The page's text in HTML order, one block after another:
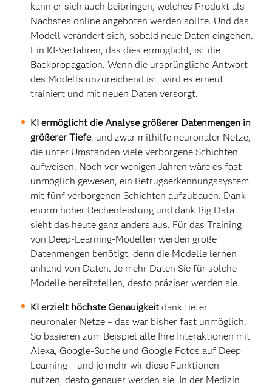
kann er sich auch beibringen, welches Produkt als
Nächstes online angeboten werden sollte. Und das
Modell verändert sich, sobald neue Daten eingehen.
Ein KI-Verfahren, das dies ermöglicht, ist die
Backpropagation. Wenn die ursprüngliche Antwort
des Modells unzureichend ist, wird es erneut
trainiert und mit neuen Daten versorgt.
KI ermöglicht die Analyse größerer Datenmengen in
größerer Tiefe, und zwar mithilfe neuronaler Netze,
die unter Umständen viele verborgene Schichten
aufweisen. Noch vor wenigen Jahren wäre es fast
unmöglich gewesen, ein Betrugserkennungssystem
mit fünf verborgenen Schichten aufzubauen. Dank
enorm hoher Rechenleistung und dank Big Data
sieht das heute ganz anders aus. Für das Training
von Deep-Learning-Modellen werden große
Datenmengen benötigt, denn die Modelle lernen
anhand von Daten. Je mehr Daten Sie für solche
Modelle bereitstellen, desto präziser werden sie.
KI erzielt höchste Genauigkeitdank tiefer
neuronaler Netze – das war bisher fast unmöglich.
So basieren zum Beispiel alle Ihre Interaktionen mit
Alexa, Google-Suche und Google Fotos auf Deep
Learning – und je mehr wir diese Funktionen
nutzen, desto genauer werden sie. In der Medizin